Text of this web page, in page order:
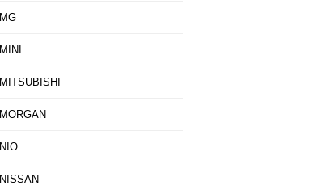
MG
MINI
MITSUBISHI
MORGAN
NIO
NISSAN